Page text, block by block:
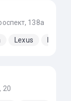
138а
Lexus
20